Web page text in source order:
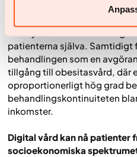
socioekonomiskt
patienterna själva. Samtidigt
behandlingen som en
tillgång till obesitasvård, där
oproportionerligt hög grad
behandlingskontinuiteten
inkomster.
Digital vård kan nå patienter
socioekonomiska